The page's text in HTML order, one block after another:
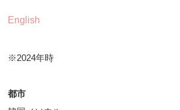
English
※2024年時
都市